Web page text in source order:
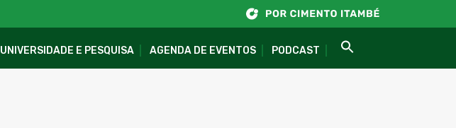
UNIVERSIDADE E PESQUISA AGENDA DE EVENTOS PODCAST